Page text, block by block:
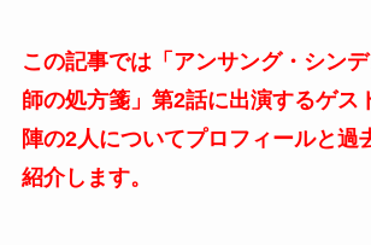
この記事では「アンサング・シン
師の処方箋」第2話に出演するゲス
陣の2人についてプロフィールと過
紹介します。